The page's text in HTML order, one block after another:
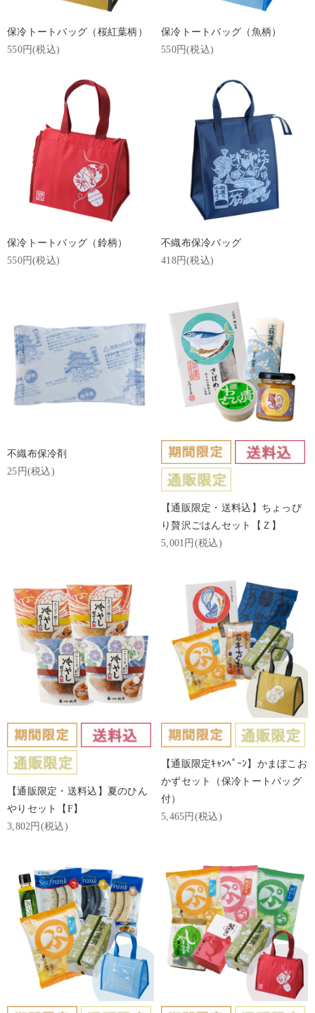
保冷トートバッグ（桜紅葉柄）
550円(税込)
保冷トートバッグ（魚柄）
550円(税込)
保冷トートバッグ（鈴柄）
550円(税込)
不織布保冷バッグ
418円(税込)
不織布保冷剤
25円(税込)
【通販限定・送料込】ちょっぴ
り贅沢ごはんセット【Ｚ】
5,001円(税込)
【通販限定・送料込】夏のひん
やりセット【F】
3,802円(税込)
【通販限定ｷｬﾝﾍﾟｰﾝ】かまぼこお
かずセット（保冷トートバッグ
付）
5,465円(税込)